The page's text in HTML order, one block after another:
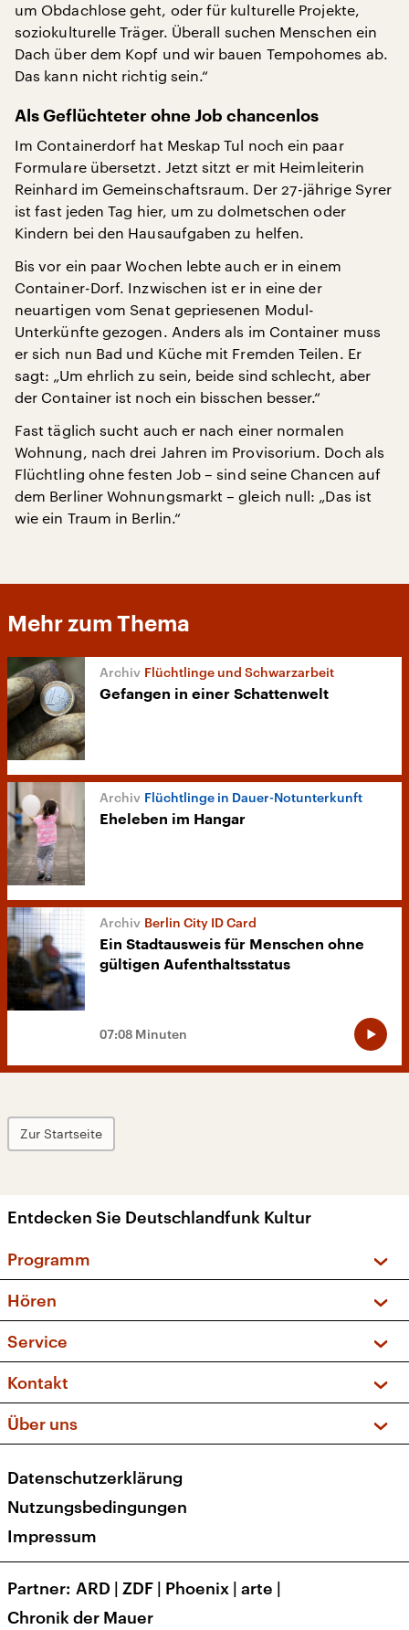
um Obdachlose geht, oder für kulturelle Projekte,
soziokulturelle Träger. Überall suchen Menschen ein
Dach über dem Kopf und wir bauen Tempohomes ab.
Das kann nicht richtig sein.“
Als Geflüchteter ohne Job chancenlos
Im Containerdorf hat Meskap Tul noch ein paar
Formulare übersetzt. Jetzt sitzt er mit Heimleiterin
Reinhard im Gemeinschaftsraum. Der 27-jährige Syrer
ist fast jeden Tag hier, um zu dolmetschen oder
Kindern bei den Hausaufgaben zu helfen.
Bis vor ein paar Wochen lebte auch er in einem
Container-Dorf. Inzwischen ist er in eine der
neuartigen vom Senat gepriesenen Modul-
Unterkünfte gezogen. Anders als im Container muss
er sich nun Bad und Küche mit Fremden Teilen. Er
sagt: „Um ehrlich zu sein, beide sind schlecht, aber
der Container ist noch ein bisschen besser.“
Fast täglich sucht auch er nach einer normalen
Wohnung, nach drei Jahren im Provisorium. Doch als
Flüchtling ohne festen Job – sind seine Chancen auf
dem Berliner Wohnungsmarkt – gleich null: „Das ist
wie ein Traum in Berlin.“
Mehr zum Thema
Flüchtlinge und Schwarzarbeit
Gefangen in einer Schattenwelt
Flüchtlinge in Dauer-Notunterkunft
Eheleben im Hangar
Berlin City ID Card
Ein Stadtausweis für Menschen ohne
gültigen Aufenthaltsstatus
07:08 Minuten
Zur Startseite
Entdecken Sie Deutschlandfunk Kultur
Programm
Sendungen und Podcasts
Musikliste
Kakadu – Das Kinderprogramm
Hören
Frequenzen (UKW + DAB+)
Service
FAQ
Apps
Newsletter
Veranstaltungen
Kontakt
Social Media
Über uns
Presse
Karriere
Transparenz
Datenschutzerklärung
Nutzungsbedingungen
Impressum
Partner ARD | ZDF | Phoenix | arte |
Chronik der Mauer